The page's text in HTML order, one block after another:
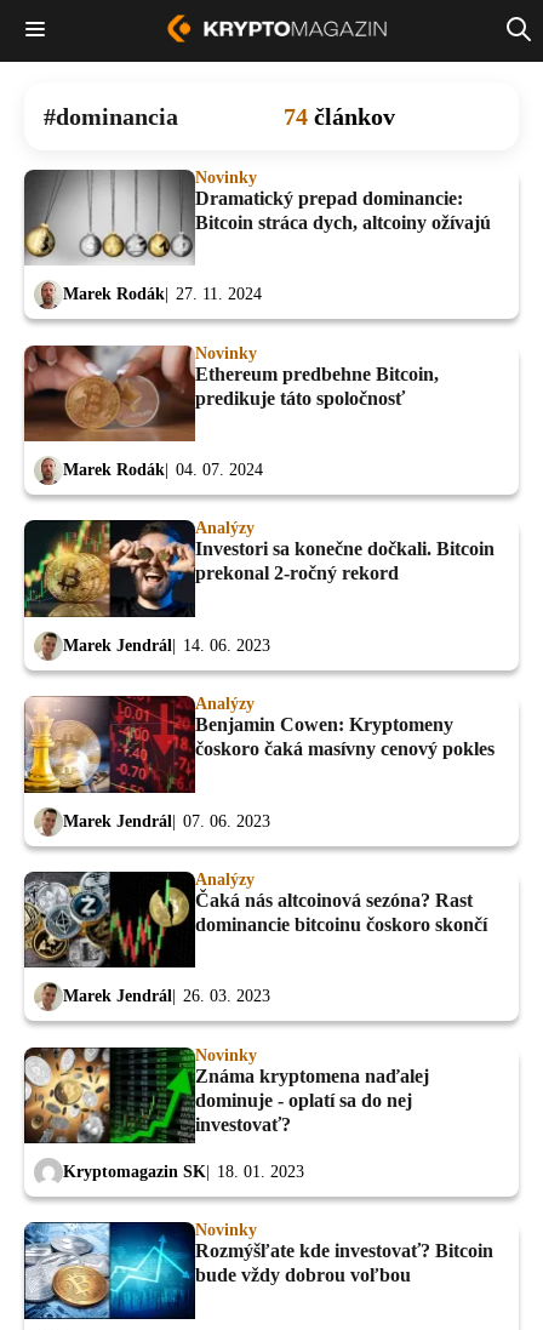
dominancia 74 článkov
Novinky
Dramatický prepad dominancie:
Bitcoin stráca dych, altcoiny ožívajú
Marek Rodák 27. 11. 2024
Novinky
Ethereum predbehne Bitcoin,
predikuje táto spoločnosť
Marek Rodák 04. 07. 2024
Analýzy
Investori sa konečne dočkali. Bitcoin
prekonal 2-ročný rekord
Marek Jendrál 14. 06. 2023
Analýzy
Benjamin Cowen: Kryptomeny
čoskoro čaká masívny cenový pokles
Marek Jendrál 07. 06. 2023
Analýzy
Čaká nás altcoinová sezóna? Rast
dominancie bitcoinu čoskoro skončí
Marek Jendrál 26. 03. 2023
Novinky
Známa kryptomena naďalej
dominuje - oplatí sa do nej
investovať?
Kryptomagazin SK 18. 01. 2023
Novinky
Rozmýšľate kde investovať? Bitcoin
bude vždy dobrou voľbou